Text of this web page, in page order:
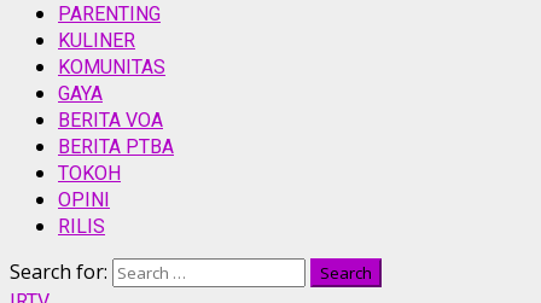
PARENTING
KULINER
KOMUNITAS
GAYA
BERITA VOA
BERITA PTBA
TOKOH
OPINI
RILIS
Search for: